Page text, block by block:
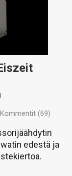
Kommentit (69)
edestä ja